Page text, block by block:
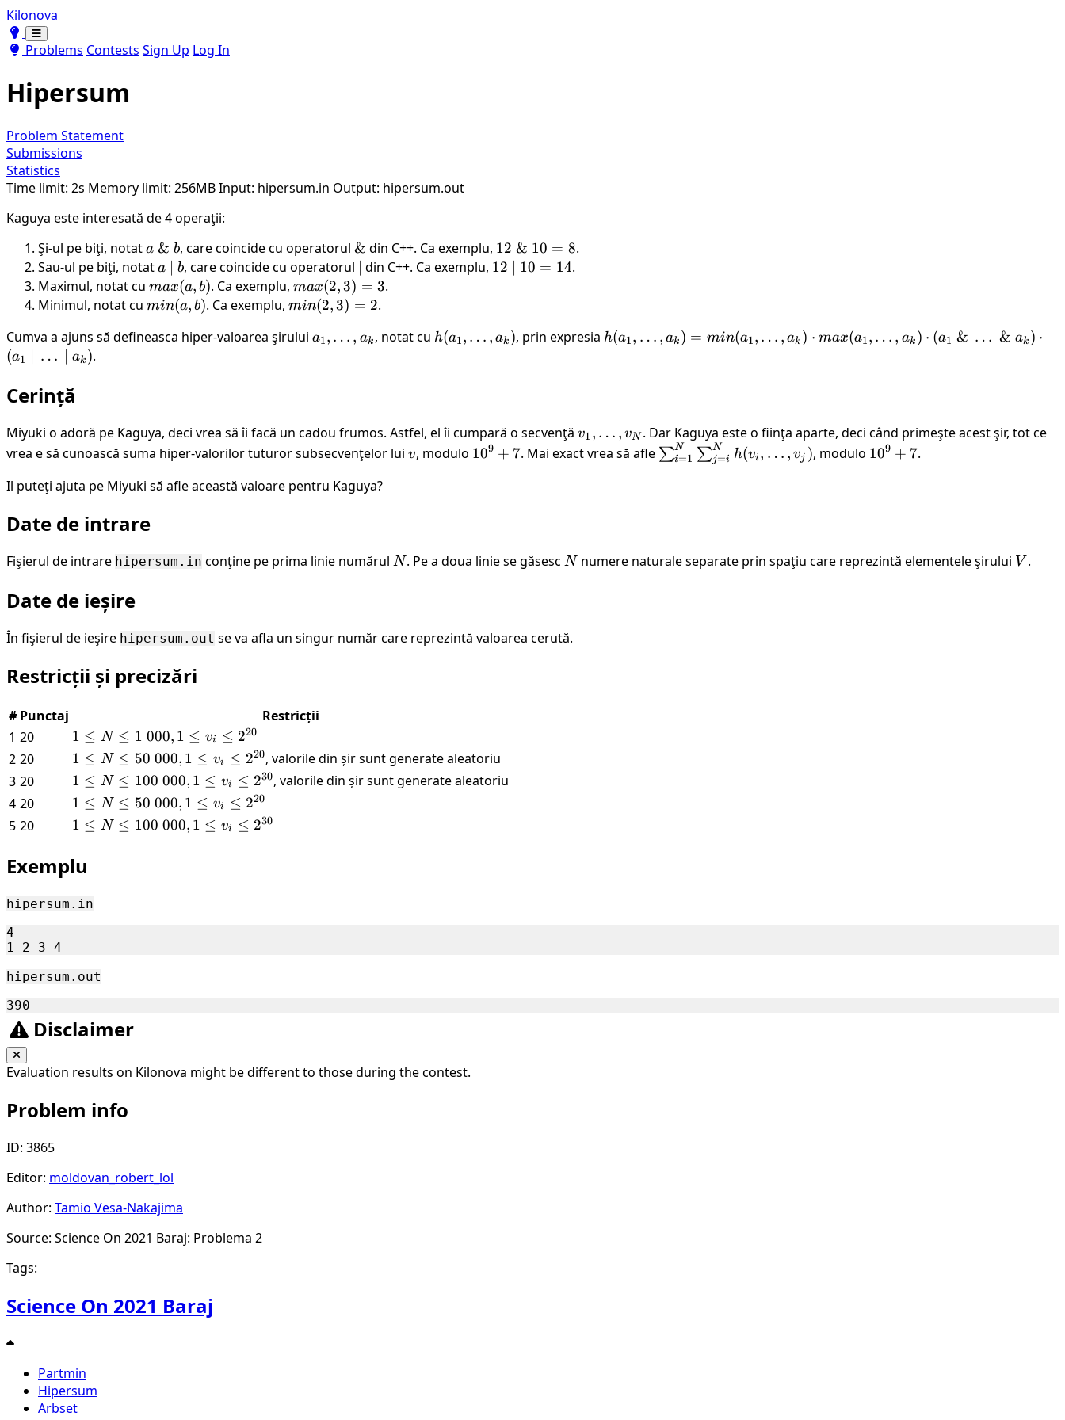
Kilonova
Toggle theme
Toggle theme
Problems Contests Sign Up Log In
Hipersum
Problem Statement
Submissions
Statistics
Time limit: 2s Memory limit: 256MBInput: hipersum.in Output: hipersum.out
Kaguya este interesată de 4 operaţii:
Şi-ul pe biţi, notata\
\&\
b
a & b, care coincide cu operatorul \&
& din C++. Ca exemplu, 12\
\&\
12 & 10 = 8.
Sau-ul pe biţi, notata\
|\
b
a b, care coincide cu operatorul din C++. Ca exemplu, 12\
14
12 10 = 14.
Maximul, notat cu max(a,
b)
max(a, b). Ca exemplu,max(2,
3) = 3
max(2, 3) = 3.
Minimul, notat cu min(a,
min(a, b). Ca exemplu,min(2,
min(2, 3) = 2.
Cumva a ajuns să defineasca hiper-valoarea şirului a_1,
a1, … , ak , notat cu h(a_1,
h(a1, … , ak ), prin expresia h(a_1,
a_k)
\cdot
max(a_1,
\&\
h(a1, … , ak ) = min(a1, … , ak ) ⋅ max(a1, … , ak ) ⋅ (a1 & … & ak ) ⋅
(a1 … ak ).
Cerință
Miyuki o adoră pe Kaguya, deci vrea să îi facă un cadou frumos. Astfel, el îi cumpară o secvenţă v_1,
\dots,
v1 , … , vN . Dar Kaguya este o fiinţa aparte, deci când primeşte acest şir, tot ce
vrea e să cunoască suma hiper-valorilor tuturor subsecvenţelor lui v
v, modulo {10}^{9}
109 + 7. Mai exact vrea să afle \sum_{i=1}^{N}
\sum_{j=i}^{N}
∑i=1
N ∑j=i
N h(vi , … , vj ), modulo {10}^{9}+7
109 + 7.
Il puteţi ajuta pe Miyuki să afle această valoare pentru Kaguya?
Date de intrare
Fişierul de intrare hipersum.in conţine pe prima linie numărul N
N. Pe a doua linie se găsescN
N numere naturale separate prin spaţiu care reprezintă elementele şirului V
V .
Date de ieșire
În fişierul de ieşire hipersum.out se va afla un singur număr care reprezintă valoarea cerută.
Restricții și precizări
# Punctaj
Restricții
1 20
1 \leq N
\leq 1\
000, 1
\leq v_i
\leq
{2}^{20}
1 ≤ N ≤ 1 000, 1 ≤ vi ≤ 220
2 20
1 \leq N
\leq 50\
000, 1
\leq v_i
\leq
1 ≤ N ≤ 50 000, 1 ≤ vi ≤ 220, valorile din șir sunt generate aleatoriu
3 20
1 \leq N
\leq 100\
000, 1
\leq v_i
{2}^{30}
1 ≤ N ≤ 100 000, 1 ≤ vi ≤ 230, valorile din șir sunt generate aleatoriu
4 20
1 \leq N
\leq 50\
\leq v_i
\leq
1 ≤ N ≤ 50 000, 1 ≤ vi ≤ 220
5 20
1 \leq N
000, 1
\leq v_i
\leq
1 ≤ N ≤ 100 000, 1 ≤ vi ≤ 230
Exemplu
hipersum.in
4
hipersum.out
Disclaimer
Evaluation results on Kilonova might be different to those during the contest.
Problem info
ID: 3865
Editor: moldovan_robert_lol
Author: Tamio Vesa-Nakajima
Source: Science On 2021 Baraj: Problema 2
Tags:
Science On 2021 Baraj
Partmin
Hipersum
Arbset